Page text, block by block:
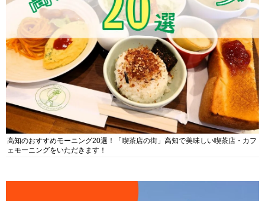
高知のおすすめモーニング20選！「喫茶店の街」高知で美味しい喫茶店・カフ
ェモーニングをいただきます！